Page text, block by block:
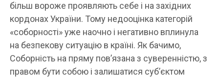
більш вороже проявляють себе і на західних
кордонах України. Тому недооцінка категорій
«соборності» уже наочно і негативно вплинула
на безпекову ситуацію в країні. Як бачимо,
Соборність на пряму пов’язана з суверенністю, з
правом бути собою і залишатися суб’єктом